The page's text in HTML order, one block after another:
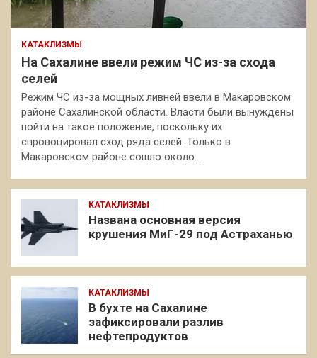
КАТАКЛИЗМЫ
На Сахалине ввели режим ЧС из-за схода
селей
Режим ЧС из-за мощных ливней ввели в Макаровском
районе Сахалинской области. Власти были вынуждены
пойти на такое положение, поскольку их
спровоцировал сход ряда селей. Только в
Макаровском районе сошло около…
КАТАКЛИЗМЫ
Названа основная версия
крушения МиГ-29 под Астраханью
КАТАКЛИЗМЫ
В бухте на Сахалине
зафиксировали разлив
нефтепродуктов